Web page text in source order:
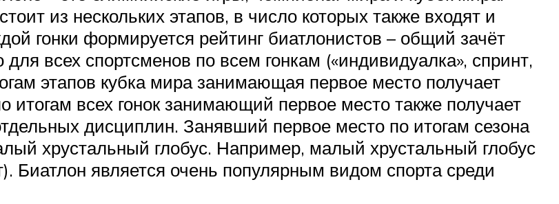
из нескольких этапов, в число которых также входят и
гонки формируется рейтинг биатлонистов – общий зачёт
всех спортсменов по всем гонкам («индивидуалка», спринт,
этапов кубка мира занимающая первое место получает
итогам всех гонок занимающий первое место также получает
дисциплин. Занявший первое место по итогам сезона
хрустальный глобус. Например, малый хрустальный глобус
Биатлон является очень популярным видом спорта среди